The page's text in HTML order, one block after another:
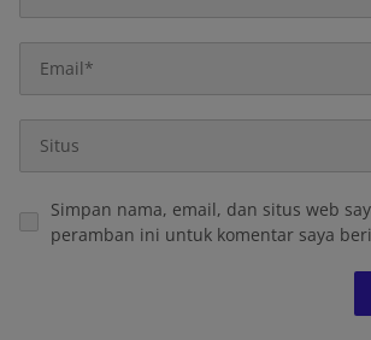
Simpan nama, email, dan situs web
peramban ini untuk komentar saya